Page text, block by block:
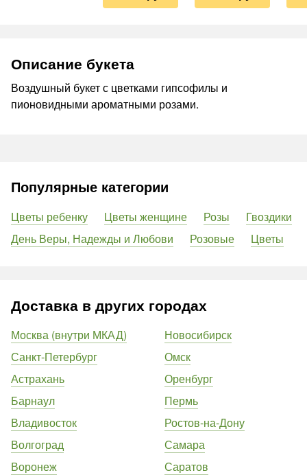
Описание букета
Воздушный букет с цветками гипсофилы и
пионовидными ароматными розами.
Популярные категории
Цветы ребенку Цветы женщине Розы
Гвоздики
День Веры, Надежды и Любови
Розовые Цветы
Доставка в других городах
Москва (внутри МКАД)
Санкт-Петербург
Астрахань
Барнаул
Владивосток
Волгоград
Воронеж
Новосибирск
Омск
Оренбург
Пермь
Ростов-на-Дону
Самара
Саратов